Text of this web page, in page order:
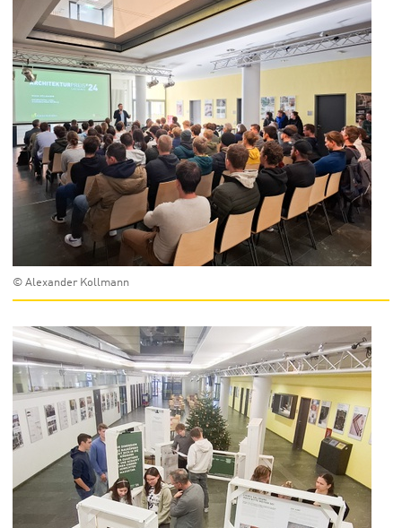
© Alexander Kollmann